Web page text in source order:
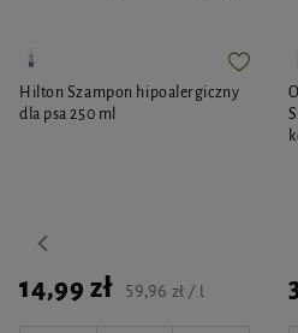
Hilton Szampon hipoalergiczny
dla psa 250 ml
14,99 zł 59,96 zł / l